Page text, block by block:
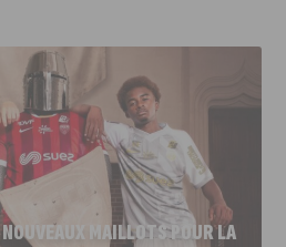
MAILLOTS POUR LA